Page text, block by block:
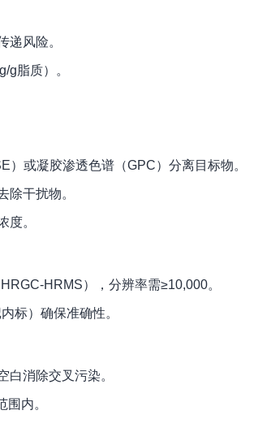
递风险。
g脂质）。
）或凝胶渗透色谱（GPC）分离目标物。
除干扰物。
度。
HRMS），分辨率需≥10,000。
标）确保准确性。
白消除交叉污染。
围内。